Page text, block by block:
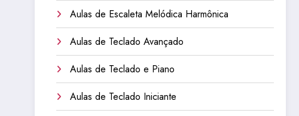
Aulas de Escaleta Melódica Harmônica
Aulas de Teclado Avançado
Aulas de Teclado e Piano
Aulas de Teclado Iniciante